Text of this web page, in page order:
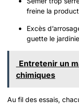
freine la
Excès
guette le
Entretenir un
chimiques
Au fil des essais,